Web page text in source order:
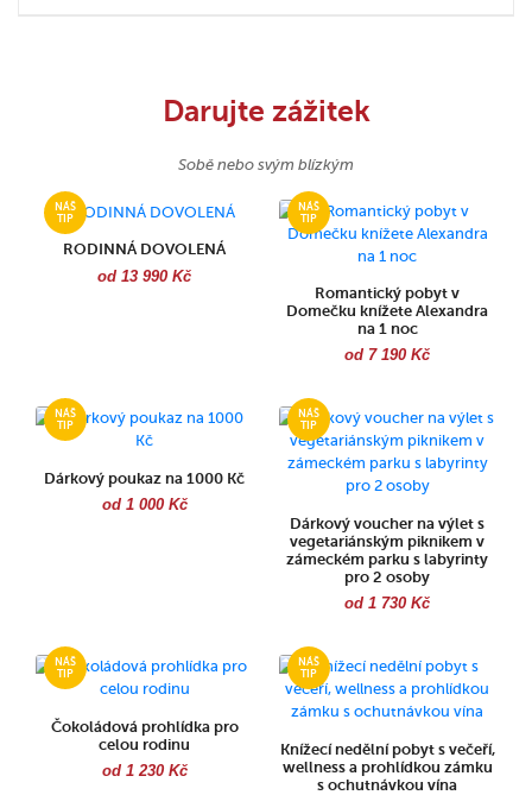
Darujte zážitek
Sobě nebo svým blízkým
RODINNÁ DOVOLENÁ
od 13 990 Kč
Romantický pobyt v
Domečku knížete Alexandra
na 1 noc
od 7 190 Kč
Dárkový poukaz na 1000 Kč
od 1 000 Kč
Dárkový voucher na výlet s
vegetariánským piknikem v
zámeckém parku s labyrinty
pro 2 osoby
od 1 730 Kč
Čokoládová prohlídka pro
celou rodinu
od 1 230 Kč
Knížecí nedělní pobyt s večeří,
wellness a prohlídkou zámku
s ochutnávkou vína